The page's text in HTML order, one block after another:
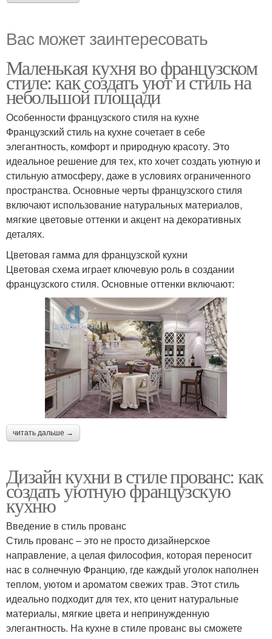
Вас может заинтересовать
Маленькая кухня во французском
стиле: как создать уют и стиль на
небольшой площади
Особенности французского стиля на кухне
Французский стиль на кухне сочетает в себе
элегантность, комфорт и природную красоту. Это
идеальное решение для тех, кто хочет создать уютную и
стильную атмосферу, даже в условиях ограниченного
пространства. Основные черты французского стиля
включают использование натуральных материалов,
мягкие цветовые оттенки и акцент на декоративных
деталях.
Цветовая гамма для французской кухни
Цветовая схема играет ключевую роль в создании
французского стиля. Основные оттенки включают:
читать дальше →
Дизайн кухни в стиле прованс: как
создать уютную французскую
кухню
Введение в стиль прованс
Стиль прованс – это не просто дизайнерское
направление, а целая философия, которая переносит
нас в солнечную Францию, где каждый уголок наполнен
теплом, уютом и ароматом свежих трав. Этот стиль
идеально подходит для тех, кто ценит натуральные
материалы, мягкие цвета и непринужденную
элегантность. На кухне в стиле прованс вы сможете